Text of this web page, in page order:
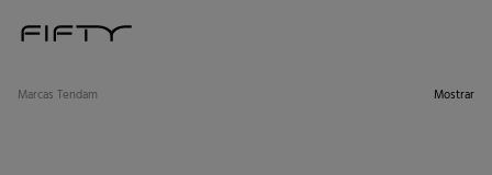
Marcas Tendam Mostrar